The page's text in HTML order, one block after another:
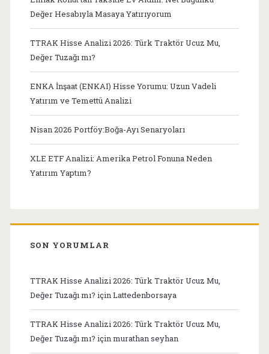
Değer Hesabıyla Masaya Yatırıyorum
TTRAK Hisse Analizi 2026: Türk Traktör Ucuz Mu,
Değer Tuzağı mı?
ENKA İnşaat (ENKAI) Hisse Yorumu: Uzun Vadeli
Yatırım ve Temettü Analizi
Nisan 2026 Portföy:Boğa-Ayı Senaryoları
XLE ETF Analizi: Amerika Petrol Fonuna Neden
Yatırım Yaptım?
SON YORUMLAR
TTRAK Hisse Analizi 2026: Türk Traktör Ucuz Mu,
Değer Tuzağı mı? içinLattedenborsaya
TTRAK Hisse Analizi 2026: Türk Traktör Ucuz Mu,
Değer Tuzağı mı? içinmurathan seyhan